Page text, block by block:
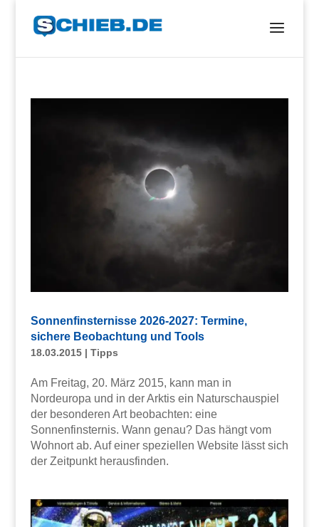
Sonnenfinsternisse 2026-2027: Termine,
sichere Beobachtung und Tools
18.03.2015| Tipps
Am Freitag, 20. März 2015, kann man in
Nordeuropa und in der Arktis ein Naturschauspiel
der besonderen Art beobachten: eine
Sonnenfinsternis. Wann genau? Das hängt vom
Wohnort ab. Auf einer speziellen Website lässt sich
der Zeitpunkt herausfinden.